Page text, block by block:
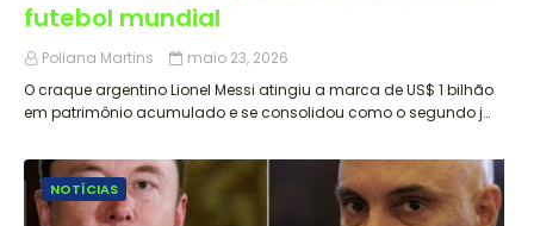
futebol mundial
Poliana Martins
maio 23, 2026
O craque argentino Lionel Messi atingiu a marca de US$ 1 bilhão
em patrimônio acumulado e se consolidou como o segundo j…
NOTÍCIAS